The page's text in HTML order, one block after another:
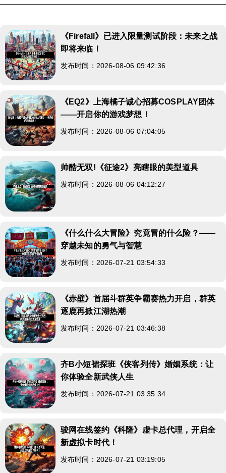
《Firefall》已进入限量测试阶段：未来之战
即将来临！
发布时间：2026-08-06 09:42:36
《EQ2》上海橘子诚心招募COSPLAY团体
——开启你的游戏梦想！
发布时间：2026-08-06 07:04:05
帅酷无双!《征途2》亮瞎眼的美型道具
发布时间：2026-08-06 04:12:27
《什么什么大冒险》究竟冒的什么险？——
穿越未知的勇气与智慧
发布时间：2026-07-21 03:54:33
《赤壁》首届斗群英争霸赛热力开启，群英
逐鹿再掀江湖热潮
发布时间：2026-07-21 03:46:38
齐B小短裙探班《侠客列传》婚姻系统：让
你体验全新武侠人生
发布时间：2026-07-21 03:35:34
骏网在线签约《科隆》虚卡总代理，开启全
新虚拟卡时代！
发布时间：2026-07-21 03:19:05